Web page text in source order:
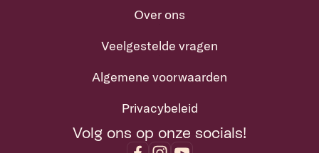
Over ons
Veelgestelde vragen
Algemene voorwaarden
Privacybeleid
Volg ons op onze socials!